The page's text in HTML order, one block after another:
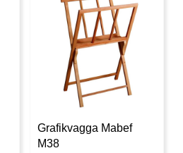
Grafikvagga Mabef
M38